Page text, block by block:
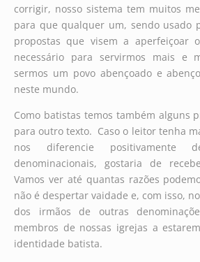
corrigir, nosso sistema tem muitos
para que qualquer um, sendo usado
propostas que visem a aperfeiçoar
necessário para servirmos mais e
sermos um povo abençoado e
neste mundo.
Como batistas temos também alguns
para outro texto. Caso o leitor tenha
nos diferencie positivamente
denominacionais, gostaria de
Vamos ver até quantas razões
não é despertar vaidade e, com isso,
dos irmãos de outras
membros de nossas igrejas a
identidade batista.